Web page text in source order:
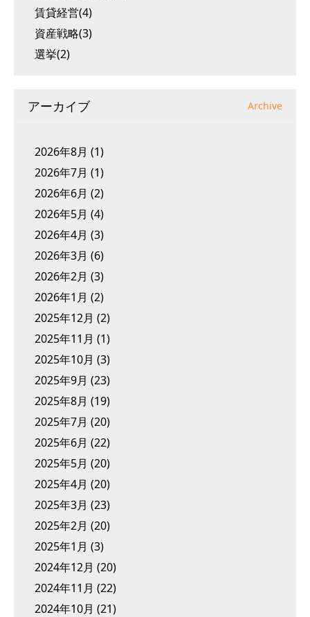
賃貸経営(4)
資産戦略(3)
選挙(2)
アーカイブ Archive
2026年8月 (1)
2026年7月 (1)
2026年6月 (2)
2026年5月 (4)
2026年4月 (3)
2026年3月 (6)
2026年2月 (3)
2026年1月 (2)
2025年12月 (2)
2025年11月 (1)
2025年10月 (3)
2025年9月 (23)
2025年8月 (19)
2025年7月 (20)
2025年6月 (22)
2025年5月 (20)
2025年4月 (20)
2025年3月 (23)
2025年2月 (20)
2025年1月 (3)
2024年12月 (20)
2024年11月 (22)
2024年10月 (21)